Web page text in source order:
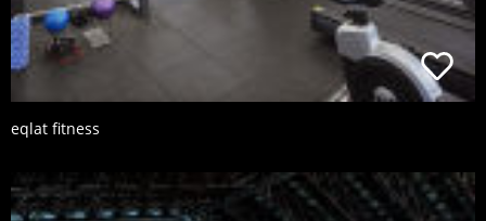
eqlat fitness